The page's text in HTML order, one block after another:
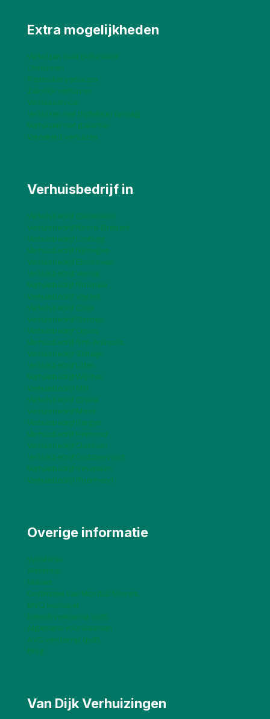
Extra mogelijkheden
Verhuizen naar buitenland
Ontruimen
Particulier verhuizen
Zakelijk verhuizen
Verhuisservice
Verhuizen met (tijdelijke) opslag
Verhuizen met garantie
Verzekerd verhuizen
Verhuisbedrijf in
Verhuisbedrijf Gelderland
Verhuisbedrijf Noord-Brabant
Verhuisbedrijf Limburg
Verhuisbedrijf Nijmegen
Verhuisbedrijf Eindhoven
Verhuisbedrijf Venray
Verhuisbedrijf Boxmeer
Verhuisbedrijf Veghel
Verhuisbedrijf Cuijk
Verhuisbedrijf Gennep
Verhuisbedrijf Oploo
Verhuisbedrijf Sint-Anthonis
Verhuisbedrijf Schaijk
Verhuisbedrijf Uden
Verhuisbedrijf Wijchen
Verhuisbedrijf Mill
Verhuisbedrijf Grave
Verhuisbedrijf Mook
Verhuisbedrijf Bergen
Verhuisbedrijf Helmond
Verhuisbedrijf Oostrum
Verhuisbedrijf Grubbenvorst
Verhuisbedrijf Seveneum
Verhuisbedrijf Roermond
Overige informatie
Vacatures
Webshop
Nieuws
Onderdeel van Mondial Movers
MVO koploper
Beleidsverklaring (pdf)
Algemene voorwaarden
AVG verklaring (pdf)
Blog
Van Dijk Verhuizingen